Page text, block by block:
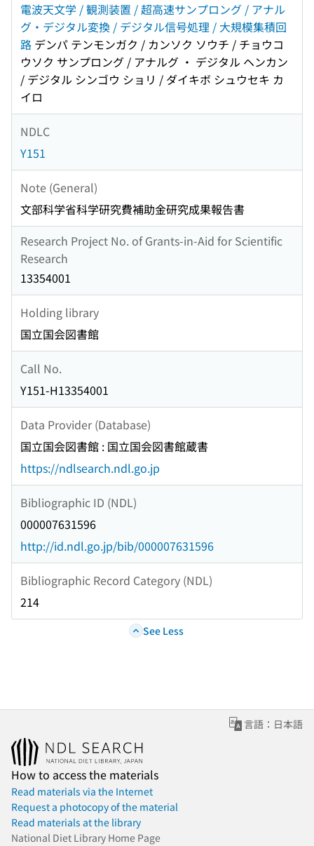
電波天文学 / 観測装置 / 超高速サンプロング / アナル
グ・デジタル変換 / デジタル信号処理 / 大規模集積回
路 デンパ テンモンガク / カンソク ソウチ / チョウコ
ウソク サンプロング / アナルグ ・ デジタル ヘンカン
/ デジタル シンゴウ ショリ / ダイキボ シュウセキ カ
イロ
NDLC
Y151
Note (General)
文部科学省科学研究費補助金研究成果報告書
Research Project No. of Grants-in-Aid for Scientific
Research
13354001
Holding library
国立国会図書館
Call No.
Y151-H13354001
Data Provider (Database)
国立国会図書館 : 国立国会図書館蔵書
https://ndlsearch.ndl.go.jp
Bibliographic ID (NDL)
000007631596
http://id.ndl.go.jp/bib/000007631596
Bibliographic Record Category (NDL)
214
See Less
言語：日本語
How to access the materials
Read materials via the Internet
Request a photocopy of the material
Read materials at the library
National Diet Library Home Page